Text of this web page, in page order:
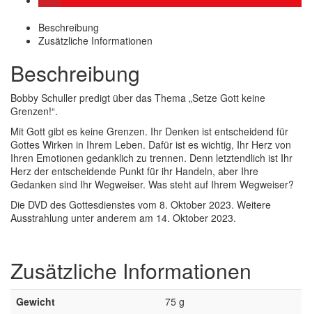
Beschreibung
Zusätzliche Informationen
Beschreibung
Bobby Schuller predigt über das Thema „Setze Gott keine
Grenzen!“.
Mit Gott gibt es keine Grenzen. Ihr Denken ist entscheidend für
Gottes Wirken in Ihrem Leben. Dafür ist es wichtig, Ihr Herz von
Ihren Emotionen gedanklich zu trennen. Denn letztendlich ist Ihr
Herz der entscheidende Punkt für ihr Handeln, aber Ihre
Gedanken sind Ihr Wegweiser. Was steht auf Ihrem Wegweiser?
Die DVD des Gottesdienstes vom 8. Oktober 2023. Weitere
Ausstrahlung unter anderem am 14. Oktober 2023.
Zusätzliche Informationen
Gewicht
75 g